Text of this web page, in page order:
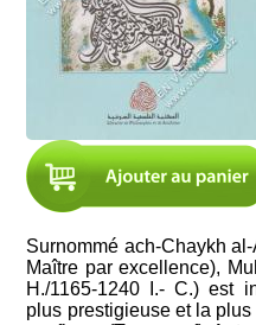
Surnommé ach-Chaykh
Maître par excellence),
H./1165-1240 I.- C.) est
plus prestigieuse et la